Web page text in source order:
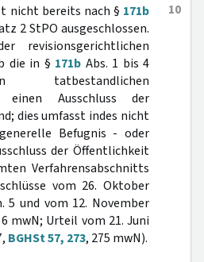
10
nicht bereits nach § 171b
2 StPO ausgeschlossen.
revisionsgerichtlichen
die in § 171b Abs. 1 bis 4
tatbestandlichen
einen Ausschluss der
dies umfasst indes nicht
Befugnis - oder
der Öffentlichkeit
Verfahrensabschnitts
vom 26. Oktober
5 und vom 12. November
mwN; Urteil vom 21. Juni
BGHSt 57, 273, 275 mwN).